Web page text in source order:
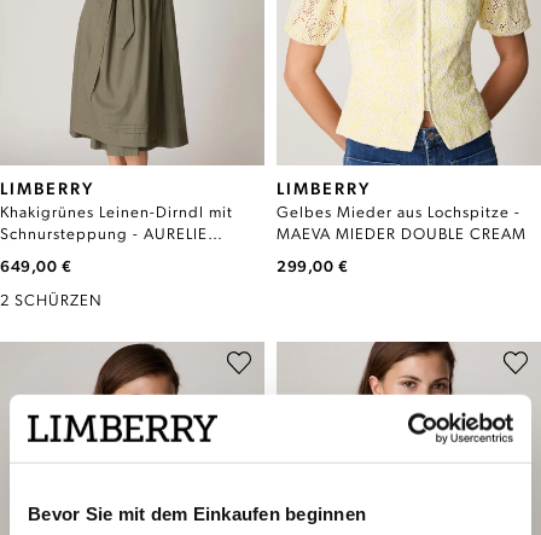
Bevor Sie mit dem Einkaufen beginnen
LIMBERRY
Khakigrünes Leinen-Dirndl mit
Schnursteppung - AURELIE
649,00 €
2 SCHÜRZEN
LIMBERRY
Gelbes Mieder aus Lochspitze -
MAEVA MIEDER DOUBLE CREAM
299,00 €